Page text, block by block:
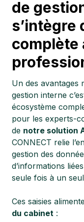
de
s’intègre
complète
Un des avantages
gestion interne
écosystème
pour les experts-
de notre solution
CONNECT relie
gestion des
d’informations
seule fois à un
Ces saisies
du cabinet :